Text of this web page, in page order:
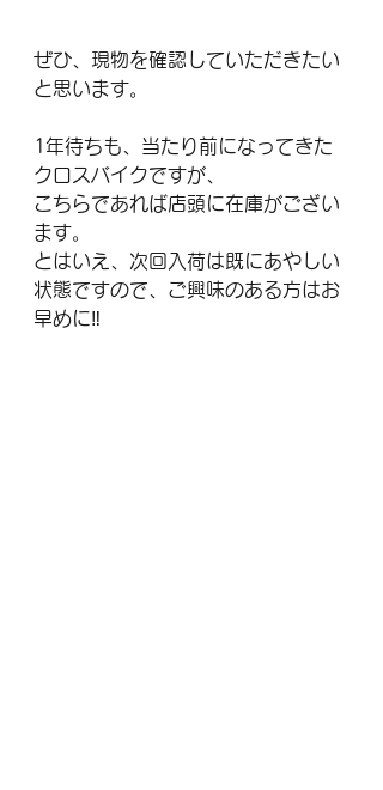
ぜひ、現物を確認していただきたい
と思います。
1年待ちも、当たり前になってきた
クロスバイクですが、
こちらであれば店頭に在庫がござい
ます。
とはいえ、次回入荷は既にあやしい
状態ですので、ご興味のある方はお
早めに‼